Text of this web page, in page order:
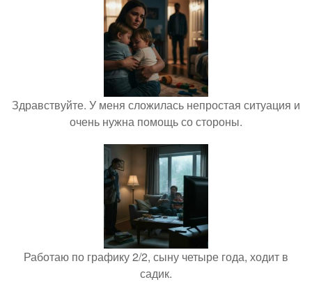
Здравствуйте. У меня сложилась непростая ситуация и
очень нужна помощь со стороны.
Работаю по графику 2/2, сыну четыре года, ходит в
садик.